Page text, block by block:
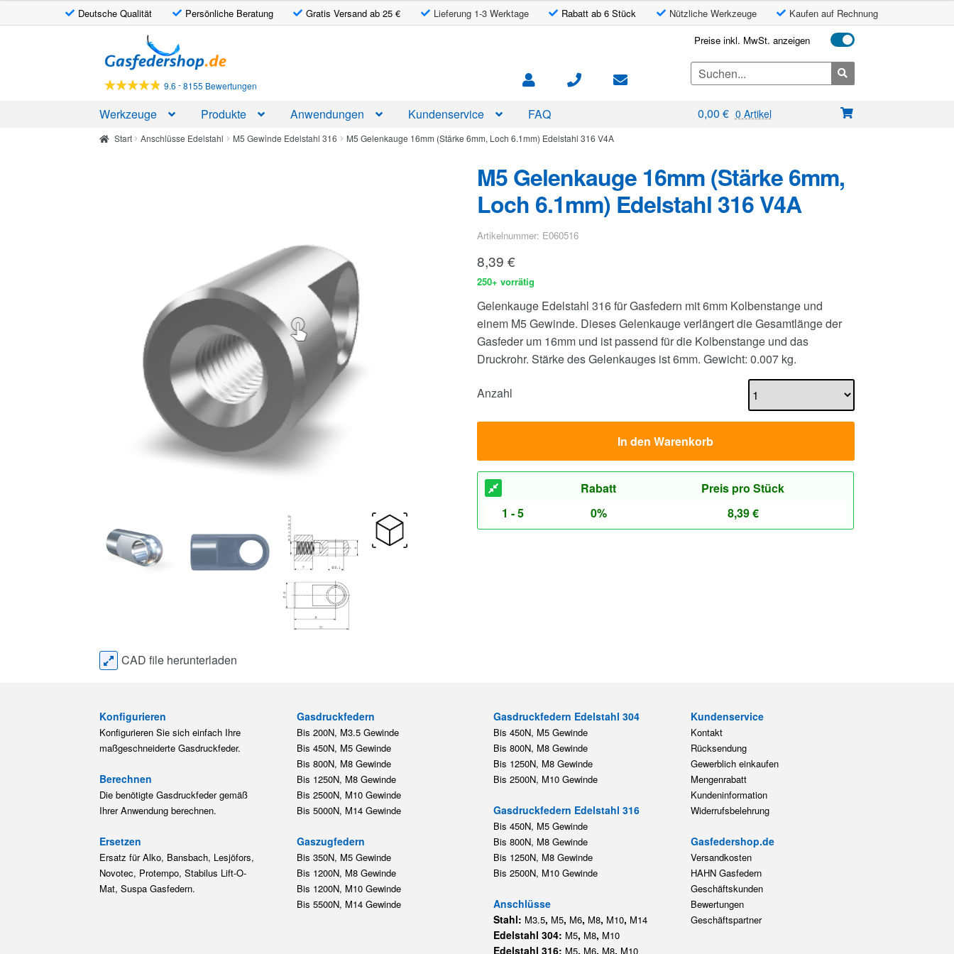
Deutsche Qualität Persönliche Beratung Gratis Versand ab 25 € Lieferung 1-3 Werktage Rabatt ab 6 Stück Nützliche Werkzeuge Kaufen auf Rechnung
Navigation
springen
Inhalt
springen
9.6 -8155 Bewertungen
Preise inkl. MwSt. anzeigen
Search
for:
Werkzeuge Produkte Anwendungen Kundenservice FAQ 0,00 € 0 Artikel
Start Anschlüsse Edelstahl M5 Gewinde Edelstahl 316 M5 Gelenkauge 16mm (Stärke 6mm, Loch 6.1mm) Edelstahl 316 V4A
M5 Gelenkauge 16mm (Stärke 6mm,
Loch 6.1mm) Edelstahl 316 V4A
Artikelnummer: E060516
8,39 €
250+ vorrätig
Gelenkauge Edelstahl 316 für Gasfedern mit 6mm Kolbenstange und
einem M5 Gewinde. Dieses Gelenkauge verlängert die Gesamtlänge der
Gasfeder um 16mm und ist passend für die Kolbenstange und das
Druckrohr. Stärke des Gelenkauges ist 6mm. Gewicht: 0.007 kg.
Anzahl
In den Warenkorb
Rabatt
Preis pro Stück
1 - 5
0% 8,39€
CAD file herunterladen
Konfigurieren
Konfigurieren Sie sich einfach Ihre
maßgeschneiderte Gasdruckfeder.
Berechnen
Die benötigte Gasdruckfeder gemäß
Ihrer Anwendung berechnen.
Ersetzen
Ersatz für Alko, Bansbach, Lesjöfors,
Novotec, Protempo, Stabilus Lift-O-
Mat, Suspa Gasfedern.
Gasdruckfedern
Bis 200N, M3.5 Gewinde
Bis 450N, M5 Gewinde
Bis 800N, M8 Gewinde
Bis 1250N, M8 Gewinde
Bis 2500N, M10 Gewinde
Bis 5000N, M14 Gewinde
Gaszugfedern
Bis 350N, M5 Gewinde
Bis 1200N, M8 Gewinde
Bis 1200N, M10 Gewinde
Bis 5500N, M14 Gewinde
Gasdruckfedern Edelstahl 304
Bis 450N, M5 Gewinde
Bis 800N, M8 Gewinde
Bis 1250N, M8 Gewinde
Bis 2500N, M10 Gewinde
Gasdruckfedern Edelstahl 316
Bis 450N, M5 Gewinde
Bis 800N, M8 Gewinde
Bis 1250N, M8 Gewinde
Bis 2500N, M10 Gewinde
Anschlüsse
Stahl: M3.5, M5, M6, M8, M10, M14
Edelstahl 304: M5, M8, M10
Edelstahl 316: M5, M6, M8, M10
Kundenservice
Kontakt
Rücksendung
Gewerblich einkaufen
Mengenrabatt
Kundeninformation
Widerrufsbelehrung
Gasfedershop.de
Versandkosten
HAHN Gasfedern
Geschäftskunden
Bewertungen
Geschäftspartner